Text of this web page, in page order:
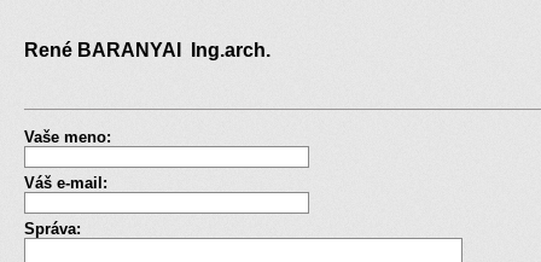
René BARANYAI Ing.arch.
Vaše meno:
Váš e-mail:
Správa: